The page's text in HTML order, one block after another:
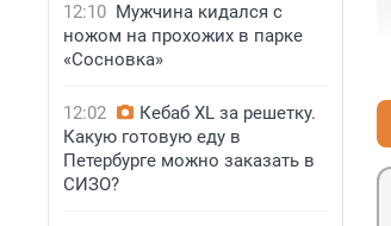
12:10 Мужчина кидался с
ножом на прохожих в парке
«Сосновка»
12:02
Кебаб XL за решетку.
Какую готовую еду в
Петербурге можно заказать в
СИЗО?